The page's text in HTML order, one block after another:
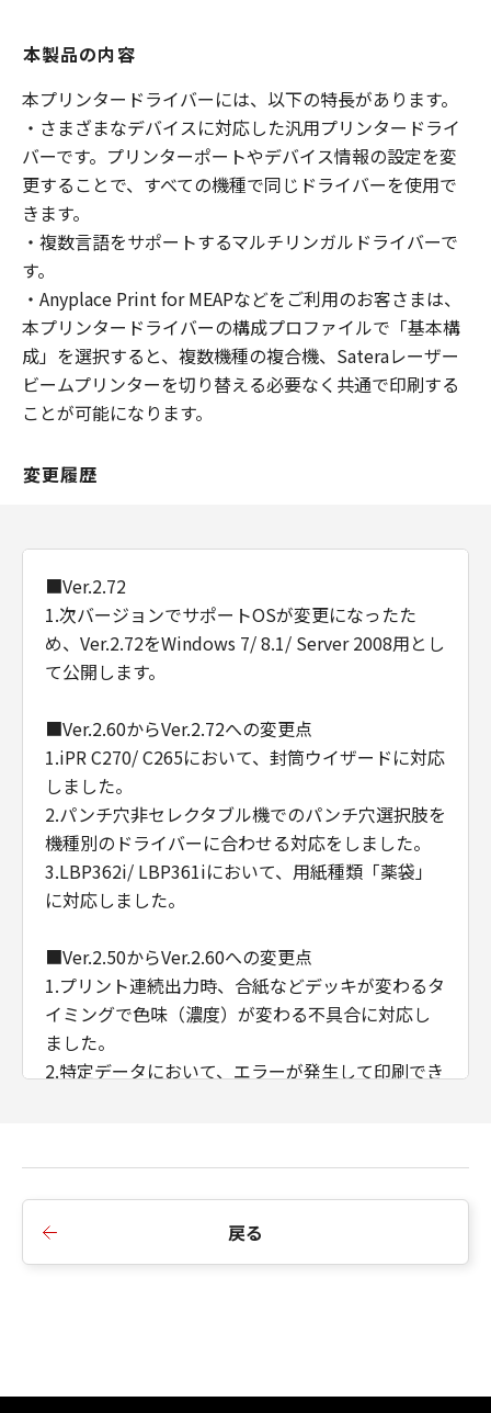
本製品の内容
本プリンタードライバーには、以下の特長があります。
・さまざまなデバイスに対応した汎用プリンタードライ
バーです。プリンターポートやデバイス情報の設定を変
更することで、すべての機種で同じドライバーを使用で
きます。
・複数言語をサポートするマルチリンガルドライバーで
す。
・Anyplace Print for MEAPなどをご利用のお客さまは、
本プリンタードライバーの構成プロファイルで「基本構
成」を選択すると、複数機種の複合機、Sateraレーザー
ビームプリンターを切り替える必要なく共通で印刷する
ことが可能になります。
変更履歴
■Ver.2.72
1.次バージョンでサポートOSが変更になったた
め、Ver.2.72をWindows 7/ 8.1/ Server 2008用とし
て公開します。
■Ver.2.60からVer.2.72への変更点
1.iPR C270/ C265において、封筒ウイザードに対応
しました。
2.パンチ穴非セレクタブル機でのパンチ穴選択肢を
機種別のドライバーに合わせる対応をしました。
3.LBP362i/ LBP361iにおいて、用紙種類「薬袋」
に対応しました。
■Ver.2.50からVer.2.60への変更点
1.プリント連続出力時、合紙などデッキが変わるタ
イミングで色味（濃度）が変わる不具合に対応し
ました。
2.特定データにおいて、エラーが発生して印刷でき
5.AMSのWSD/IPP接続時のIPアドレス/ホスト名の
取得に対応しました。
戻る